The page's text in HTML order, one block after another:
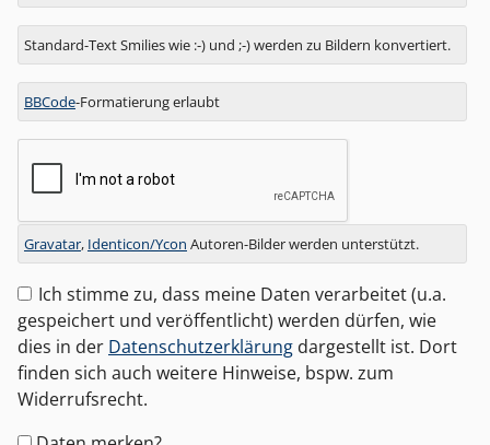
Standard-Text Smilies wie :-) und ;-) werden zu Bildern konvertiert.
BBCode-Formatierung erlaubt
Gravatar, Identicon/Ycon Autoren-Bilder werden unterstützt.
Ich stimme zu, dass meine Daten verarbeitet (u.a.
gespeichert und veröffentlicht) werden dürfen, wie
dies in der Datenschutzerklärung dargestellt ist. Dort
finden sich auch weitere Hinweise, bspw. zum
Widerrufsrecht.